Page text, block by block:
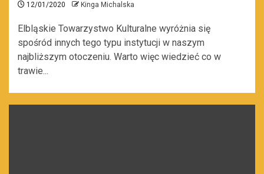
12/01/2020 Kinga Michalska
Elbląskie Towarzystwo Kulturalne wyróżnia się
spośród innych tego typu instytucji w naszym
najbliższym otoczeniu. Warto więc wiedzieć co w
trawie...